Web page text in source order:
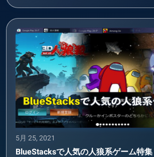
5月 25, 2021
BlueStacksで人気の人狼系ゲーム特集